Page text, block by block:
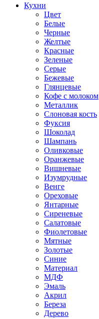
Кухни
Цвет
Белые
Черные
Желтые
Красные
Зеленые
Серые
Бежевые
Глянцевые
Кофе с молоком
Металлик
Слоновая кость
Фуксия
Шоколад
Шампань
Оливковые
Оранжевые
Вишневые
Изумрудные
Венге
Ореховые
Янтарные
Сиреневые
Салатовые
Фиолетовые
Мятные
Золотые
Синие
Материал
МДФ
Эмаль
Акрил
Береза
Дерево